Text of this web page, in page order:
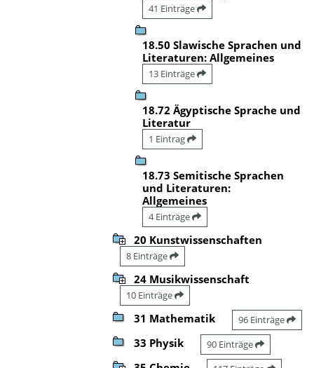
41 Einträge
18.50 Slawische Sprachen und
Literaturen: Allgemeines
13 Einträge
18.72 Ägyptische Sprache und
Literatur
1 Eintrag
18.73 Semitische Sprachen
und Literaturen:
Allgemeines
4 Einträge
20 Kunstwissenschaften
8 Einträge
24 Musikwissenschaft
10 Einträge
31 Mathematik 96 Einträge
33 Physik 90 Einträge